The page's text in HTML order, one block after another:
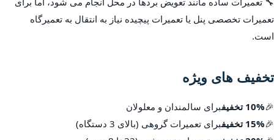
تعمیرات تخصصی پنل یا تعمیرات پیچیده نیاز به انتقال به تعمیرگاه
است.
تخفیف های ویژه
🎉10% تخفیف
برای سالمندان و معلولان
🎉15% تخفیف
برای تعمیرات گروهی (بالای 3 دستگاه)